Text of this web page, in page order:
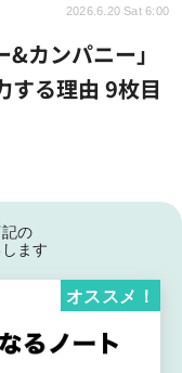
カンパニー」
する理由 9枚目
2026.6.20 Sat 6:00
の
ます
オススメ！